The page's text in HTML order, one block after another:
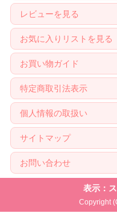
レビューを見る
お気に入りリストを見る
お買い物ガイド
特定商取引法表示
個人情報の取扱い
サイトマップ
お問い合わせ
表示：
Copyright